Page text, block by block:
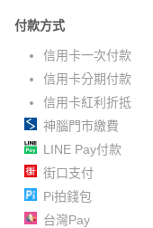
付款方式
信用卡一次付款
信用卡分期付款
信用卡紅利折抵
神腦門市繳費
LINE Pay付款
街口支付
Pi拍錢包
台灣Pay